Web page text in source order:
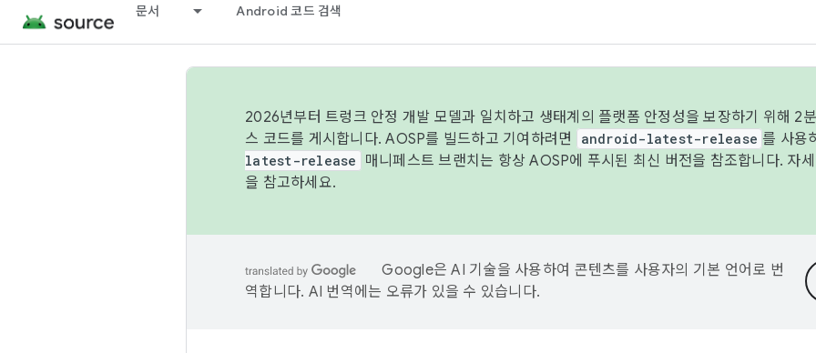
문서 Android 코드 검색
2026년부터 트렁크 안정 개발 모델과 일치하고 생태계의 플랫폼 안정성을 보장하기 위해 2
스 코드를 게시합니다. AOSP를 빌드하고 기여하려면
android-latest-release 를 사용
latest-release
매니페스트 브랜치는 항상 AOSP에 푸시된 최신 버전을 참조합니다. 자
을 참고하세요.
Google은 AI 기술을 사용하여 콘텐츠를 사용자의 기본 언어로 번
역합니다. AI 번역에는 오류가 있을 수 있습니다.